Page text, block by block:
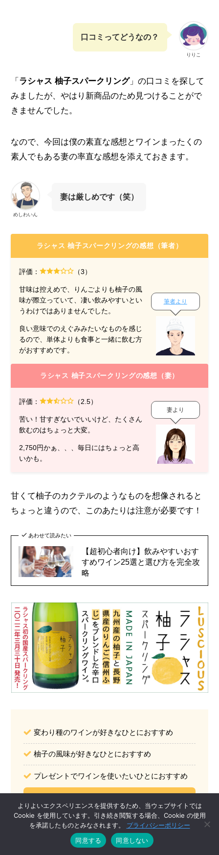
りりこ
口コミってどうなの？
「 ラシャス 柚子スパークリング」の口コミを探して
みましたが、やはり新商品のため見つけることがで
きませんでした。
なので、今回は僕の素直な感想とワインまったくの
素人でもある妻の率直な感想を添えておきます。
めしわいん
妻は厳しめです（笑）
ラシャス 柚子スパークリングの感想（筆者）
評価： （3）
甘味は控えめで、りんごよりも柚子の風
味が際立っていて、凄い飲みやすいとい
うわけではありませんでした。
良い意味でのえぐみみたいなものを感じ
るので、単体よりも食事と一緒に飲む方
がおすすめです。
筆者より
ラシャス 柚子スパークリングの感想（妻）
評価： （2.5）
苦い！甘すぎないでいいけど、たくさん
飲むのはちょっと大変。
2,750円かぁ、、、毎日にはちょっと高
いかも。
妻より
甘くて柚子のカクテルのようなものを想像されると
ちょっと違うので、このあたりは注意が必要です！
あわせて読みたい
【超初心者向け】飲みやすいおす
すめワイン25選と選び方を完全攻
略
変わり種のワインが好きなひとにおすすめ
柚子の風味が好きなひとにおすすめ
プレゼントでワインを使いたいひとにおすすめ
商品の詳細を見る
九州産の柚子と長野県産のりんご（信州ふ
よりよいエクスペリエンスを提供するため、当ウェブサイトでは
Cookie を使用しています。引き続き閲覧する場合、Cookie の使用
を承諾したものとみなされます。 プライバシーポリシー
同意する
同意しない